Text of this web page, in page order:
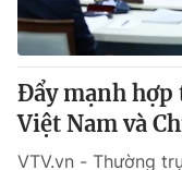
VTV9
Liên hệ tòa soạn
Đẩy mạnh hợp
Việt Nam và
VTV.vn - Thường